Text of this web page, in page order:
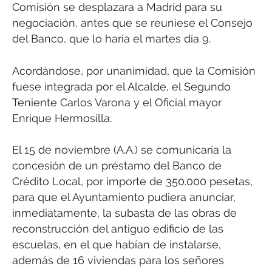
Comisión se desplazara a Madrid para su
negociación, antes que se reuniese el Consejo
del Banco, que lo haría el martes día 9.
Acordándose, por unanimidad, que la Comisión
fuese integrada por el Alcalde, el Segundo
Teniente Carlos Varona y el Oficial mayor
Enrique Hermosilla.
El 15 de noviembre (A.A.) se comunicaría la
concesión de un préstamo del Banco de
Crédito Local, por importe de 350.000 pesetas,
para que el Ayuntamiento pudiera anunciar,
inmediatamente, la subasta de las obras de
reconstrucción del antiguo edificio de las
escuelas, en el que habían de instalarse,
además de 16 viviendas para los señores